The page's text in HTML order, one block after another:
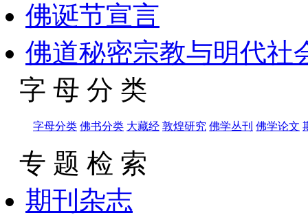
佛诞节宣言
佛道秘密宗教与明代社
字 母 分 类
字母分类 佛书分类 大藏经 敦煌研究 佛学丛刊 佛学论文
专 题 检 索
期刊杂志